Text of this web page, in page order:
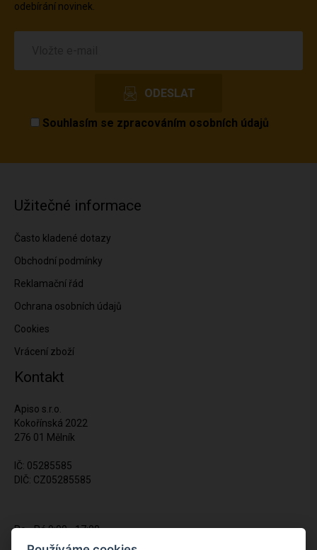
odebírání novinek.
Souhlasím se zpracováním osobních údajů
Užitečné informace
Často kladené dotazy
Obchodní podmínky
Reklamační řád
Ochrana osobních údajů
Cookies
Vrácení zboží
Kontakt
Apiso s.r.o.
Kokořínská 2022
276 01 Mělník
IČ: 05285585
DIČ: CZ05285585
Po - Pá 9:00 - 17:00
(12:00 - 12:30 pauza)